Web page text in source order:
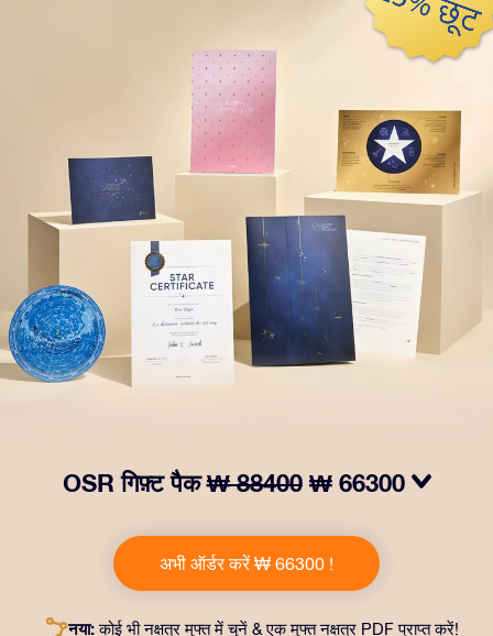
OSR गिफ़्ट पैक₩ 88400 ₩ 66300
लिफ़ाफ़ा, आपकी पसंद से तैयार दस्तावेज़, साथ ही डिजिटल दस्तावेज़
और हमारे ऐप्स का मुफ़्त इस्तेमाल शामिल है। यह दोस्तों और प्रियजनों को
एक हमेशा बरक़रार रहने वाला उपहार पेश करने का जादुई तरीक़ा है।
अभी ऑर्डर करें ₩ 66300 !
नया:कोई भी नक्षत्र मुफ्त में चुनें & एक मुफ्त नक्षत्र PDF प्राप्त करें!